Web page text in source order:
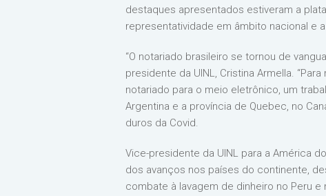
destaques apresentados estiveram a
representatividade em âmbito nacional e
“O notariado brasileiro se tornou de
presidente da UINL, Cristina Armella.
notariado para o meio eletrônico, um
Argentina e a província de Quebec, no
duros da Covid.
Vice-presidente da UINL para a América
dos avanços nos países do continente,
combate à lavagem de dinheiro no Peru